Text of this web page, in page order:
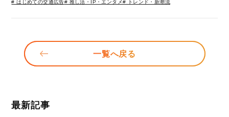
# はじめての交通広告# 推し活・IP・エンタメ# トレンド・新潮流
一覧へ戻る
最新記事